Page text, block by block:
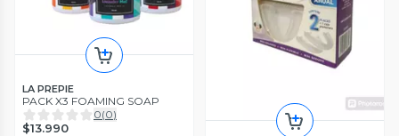
LA PREPIE
PACK X3 FOAMING SOAP
0(0)
$13.990